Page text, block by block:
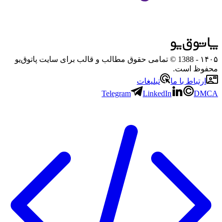
۱۴۰۵
- 1388 © تمامی حقوق مطالب و قالب برای سایت پاتوق‌یو
محفوظ است.
ارتباط با ما
تبلیغات
Telegram
LinkedIn DMCA